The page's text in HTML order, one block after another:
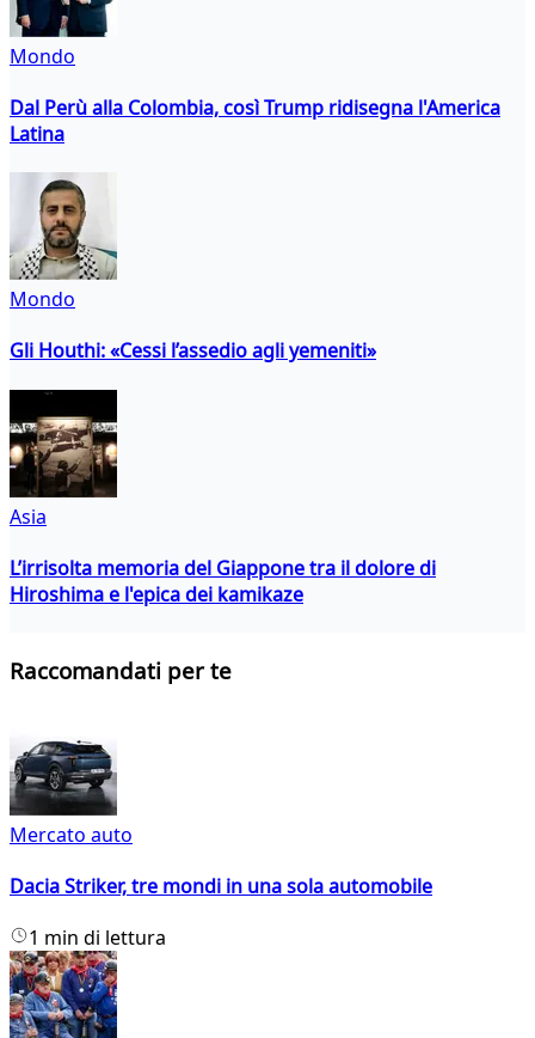
Mondo
Dal Perù alla Colombia, così Trump ridisegna l'America
Latina
Mondo
Gli Houthi: «Cessi l’assedio agli yemeniti»
Asia
L’irrisolta memoria del Giappone tra il dolore di
Hiroshima e l'epica dei kamikaze
Raccomandati per te
Mercato auto
Dacia Striker, tre mondi in una sola automobile
1 min di lettura